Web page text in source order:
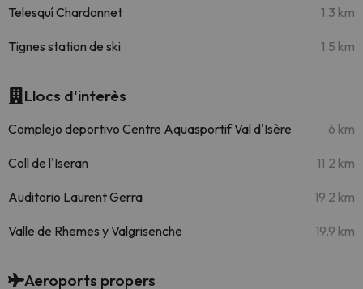
Telesquí Chardonnet 1.3 km
Tignes station de ski 1.5 km
Llocs d'interès
Complejo deportivo Centre Aquasportif Val d'Isère 6 km
Coll de l'Iseran 11.2 km
Auditorio Laurent Gerra 19.2 km
Valle de Rhemes y Valgrisenche 19.9 km
Aeroports propers